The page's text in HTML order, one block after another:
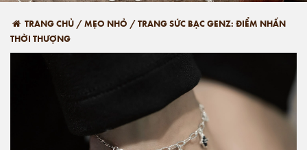
TRANG CHỦ /MẸO NHỎ /TRANG SỨC BẠC GENZ: ĐIỂM NHẤN
THỜI THƯỢNG